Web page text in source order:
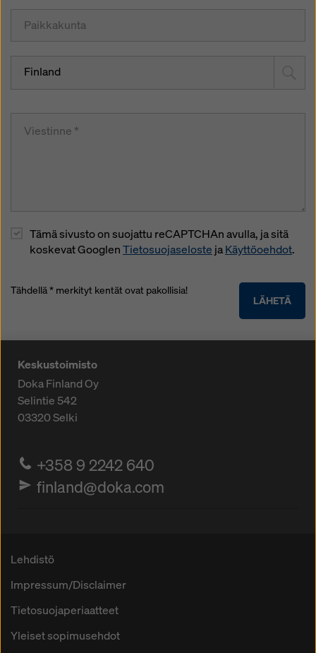
Finland
Tämä sivusto on suojattu reCAPTCHAn avulla, ja sitä
koskevat GooglenTietosuojaseloste jaKäyttöoehdot.
LÄHETÄ
Tähdellä * merkityt kentät ovat pakollisia!
Keskustoimisto
Doka Finland Oy
Selintie 542
03320Selki
+358 9 2242 640
finland@doka.com
Lehdistö
Impressum/Disclaimer
Tietosuojaperiaatteet
Yleiset sopimusehdot